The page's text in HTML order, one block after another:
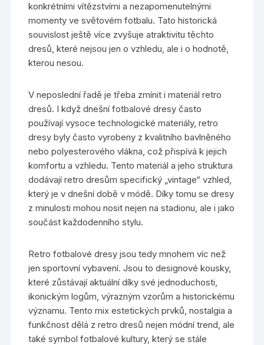
konkrétními vítězstvími a nezapomenutelnými
momenty ve světovém fotbalu. Tato historická
souvislost ještě více zvyšuje atraktivitu těchto
dresů, které nejsou jen o vzhledu, ale i o hodnotě,
kterou nesou.
V neposlední řadě je třeba zmínit i materiál retro
dresů. I když dnešní fotbalové dresy často
používají vysoce technologické materiály, retro
dresy byly často vyrobeny z kvalitního bavlněného
nebo polyesterového vlákna, což přispívá k jejich
komfortu a vzhledu. Tento materiál a jeho struktura
dodávají retro dresům specifický „vintage“ vzhled,
který je v dnešní době v módě. Díky tomu se dresy
z minulosti mohou nosit nejen na stadionu, ale i jako
součást každodenního stylu.
Retro fotbalové dresy jsou tedy mnohem víc než
jen sportovní vybavení. Jsou to designové kousky,
které zůstávají aktuální díky své jednoduchosti,
ikonickým logům, výrazným vzorům a historickému
významu. Tento mix estetických prvků, nostalgia a
funkčnost dělá z retro dresů nejen módní trend, ale
také symbol fotbalové kultury, který se stále